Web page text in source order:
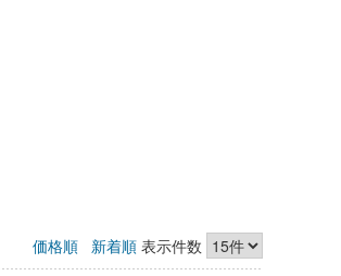
価格順 新着順 表示件数